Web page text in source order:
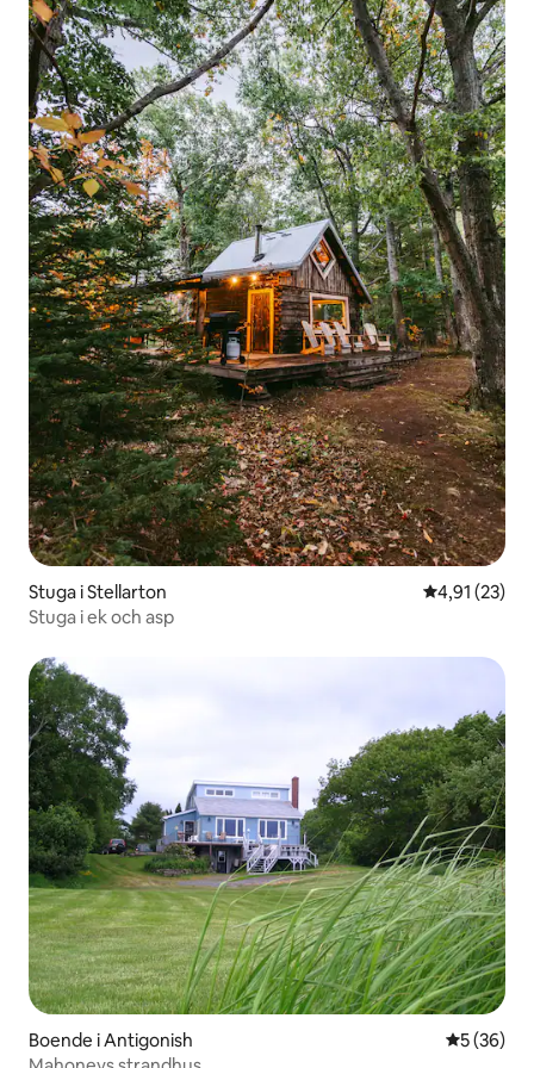
Stuga i Stellarton 4,91 av 5 i
4,91 (23)
Stuga i ek och asp
Boende i Antigonish 5 av 5 i
5 (36)